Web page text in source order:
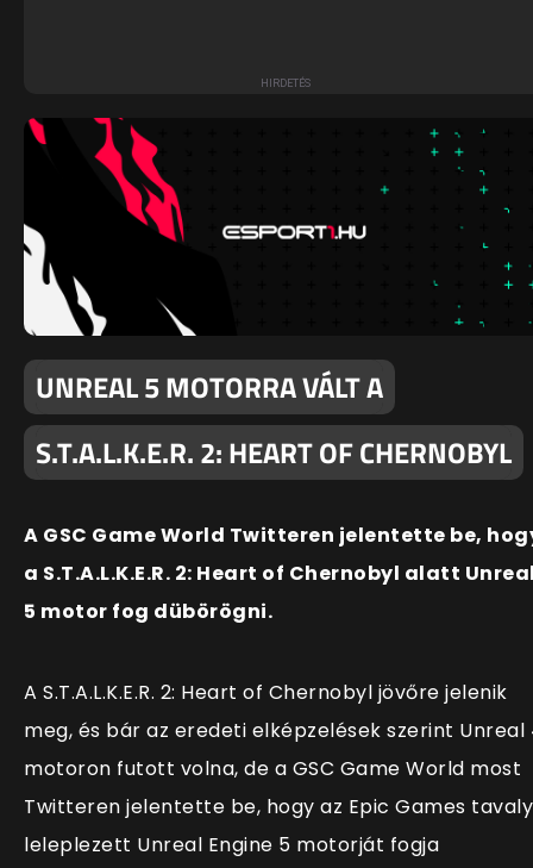
UNREAL 5 MOTORRA VÁLT A
S.T.A.L.K.E.R. 2: HEART OF CHERNOBYL
A GSC Game World Twitteren jelentette be,
a S.T.A.L.K.E.R. 2: Heart of Chernobyl alatt
5 motor fog dübörögni.
A S.T.A.L.K.E.R. 2: Heart of Chernobyl jövőre jelenik
meg, és bár az eredeti elképzelések szerint Unreal
motoron futott volna, de a GSC Game World most
Twitteren jelentette be, hogy az Epic Games tavaly
leleplezett Unreal Engine 5 motorját fogja